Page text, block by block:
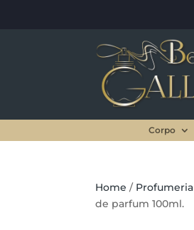
Corpo
Home / Profumeria
de parfum 100ml.